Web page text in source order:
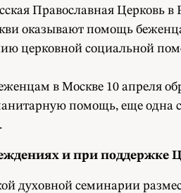
Православная Церковь в
оказывают помощь
церковной социальной
в Москве 10 апреля
помощь, еще одна
и при поддержке
духовной семинарии